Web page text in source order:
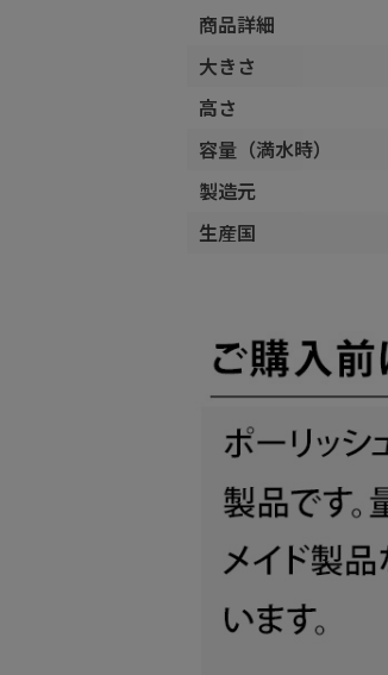
商品詳細
大きさ
高さ
容量（満水時）
製造元
生産国